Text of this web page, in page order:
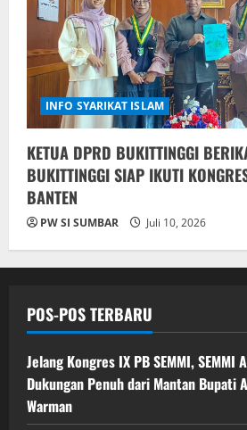
INFO SYARIKAT ISLAM
KETUA DPRD BUKITTINGGI
BUKITTINGGI SIAP IKUTI
BANTEN
PW SI SUMBAR Juli 10, 2026
POS-POS TERBARU
Jelang Kongres IX PB SEMMI, SEMMI
Dukungan Penuh dari Mantan Bupati
Warman